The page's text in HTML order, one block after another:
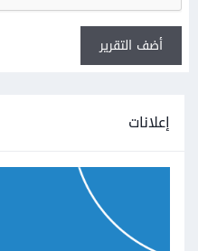
أضف التقرير
إعلانات